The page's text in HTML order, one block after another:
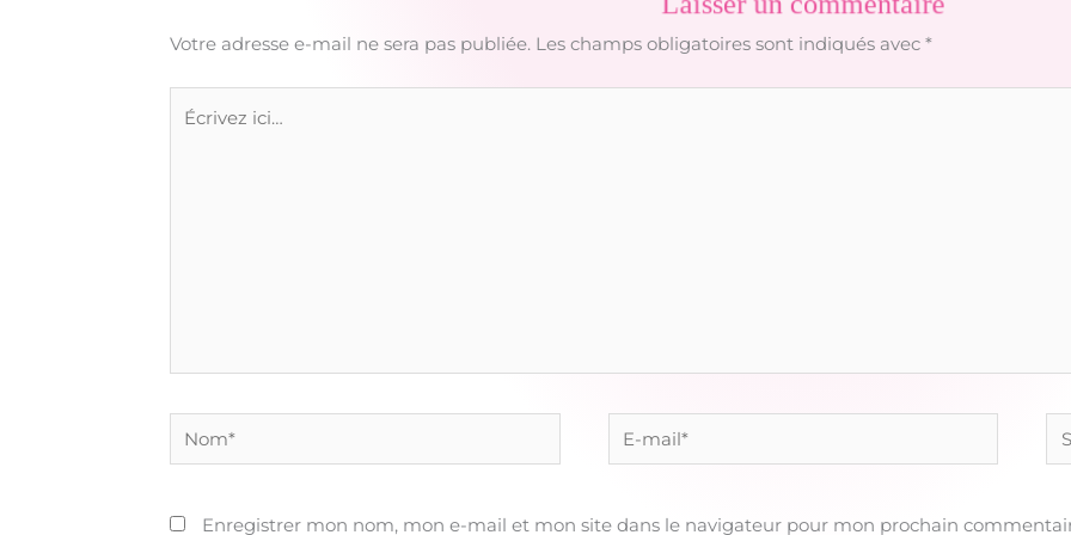
Votre adresse e-mail ne sera pas publiée. Les champs obligatoires sont indiqués avec *
Nom*
E-
mail*
Enregistrer mon nom, mon e-mail et mon site dans le navigateur pour mon prochain